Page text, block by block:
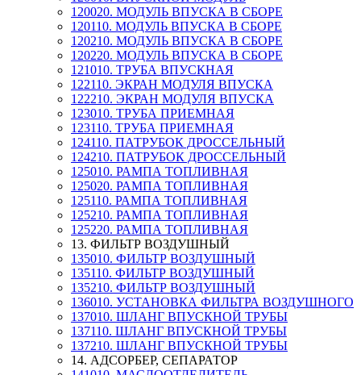
120020. МОДУЛЬ ВПУСКА В СБОРЕ
120110. МОДУЛЬ ВПУСКА В СБОРЕ
120210. МОДУЛЬ ВПУСКА В СБОРЕ
120220. МОДУЛЬ ВПУСКА В СБОРЕ
121010. ТРУБА ВПУСКНАЯ
122110. ЭКРАН МОДУЛЯ ВПУСКА
122210. ЭКРАН МОДУЛЯ ВПУСКА
123010. ТРУБА ПРИЕМНАЯ
123110. ТРУБА ПРИЕМНАЯ
124110. ПАТРУБОК ДРОССЕЛЬНЫЙ
124210. ПАТРУБОК ДРОССЕЛЬНЫЙ
125010. РАМПА ТОПЛИВНАЯ
125020. РАМПА ТОПЛИВНАЯ
125110. РАМПА ТОПЛИВНАЯ
125210. РАМПА ТОПЛИВНАЯ
125220. РАМПА ТОПЛИВНАЯ
13. ФИЛЬТР ВОЗДУШНЫЙ
135010. ФИЛЬТР ВОЗДУШНЫЙ
135110. ФИЛЬТР ВОЗДУШНЫЙ
135210. ФИЛЬТР ВОЗДУШНЫЙ
136010. УСТАНОВКА ФИЛЬТРА ВОЗДУШНОГО
137010. ШЛАНГ ВПУСКНОЙ ТРУБЫ
137110. ШЛАНГ ВПУСКНОЙ ТРУБЫ
137210. ШЛАНГ ВПУСКНОЙ ТРУБЫ
14. АДСОРБЕР, СЕПАРАТОР